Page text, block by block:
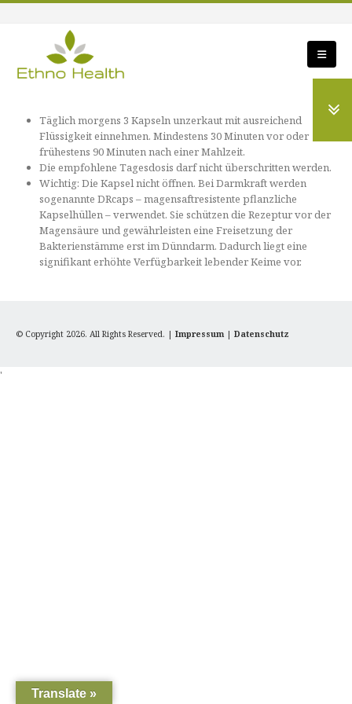
Täglich morgens 3 Kapseln unzerkaut mit ausreichend
Flüssigkeit einnehmen. Mindestens 30 Minuten vor oder
frühestens 90 Minuten nach einer Mahlzeit.
Die empfohlene Tagesdosis darf nicht überschritten werden.
Wichtig: Die Kapsel nicht öffnen. Bei Darmkraft werden
sogenannte DRcaps – magensaftresistente pflanzliche
Kapselhüllen – verwendet. Sie schützen die Rezeptur vor der
Magensäure und gewährleisten eine Freisetzung der
Bakterienstämme erst im Dünndarm. Dadurch liegt eine
signifikant erhöhte Verfügbarkeit lebender Keime vor.
© Copyright 2026. All Rights Reserved. | Impressum | Datenschutz
'
Translate »